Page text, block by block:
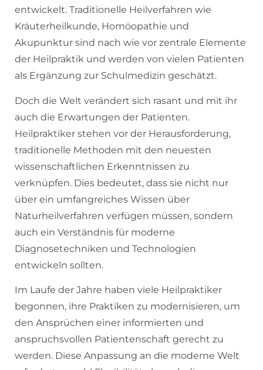
entwickelt. Traditionelle Heilverfahren wie
Kräuterheilkunde, Homöopathie und
Akupunktur sind nach wie vor zentrale Elemente
der Heilpraktik und werden von vielen Patienten
als Ergänzung zur Schulmedizin geschätzt.
Doch die Welt verändert sich rasant und mit ihr
auch die Erwartungen der Patienten.
Heilpraktiker stehen vor der Herausforderung,
traditionelle Methoden mit den neuesten
wissenschaftlichen Erkenntnissen zu
verknüpfen. Dies bedeutet, dass sie nicht nur
über ein umfangreiches Wissen über
Naturheilverfahren verfügen müssen, sondern
auch ein Verständnis für moderne
Diagnosetechniken und Technologien
entwickeln sollten.
Im Laufe der Jahre haben viele Heilpraktiker
begonnen, ihre Praktiken zu modernisieren, um
den Ansprüchen einer informierten und
anspruchsvollen Patientenschaft gerecht zu
werden. Diese Anpassung an die moderne Welt